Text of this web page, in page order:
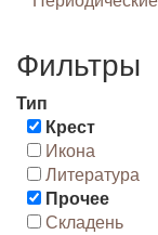
Фильтры
Тип
Крест
Икона
Литература
Прочее
Складень